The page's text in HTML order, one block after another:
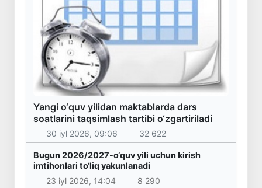
Yangi o‘quv yilidan maktablarda dars
soatlarini taqsimlash tartibi o‘zgartiriladi
30 iyl 2026, 09:06 32 622
Bugun 2026/2027-o‘quv yili uchun kirish
imtihonlari to‘liq yakunlanadi
23 iyl 2026, 14:04
8 290